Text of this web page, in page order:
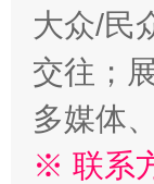
大众/民
交往；
多媒体
※ 联系